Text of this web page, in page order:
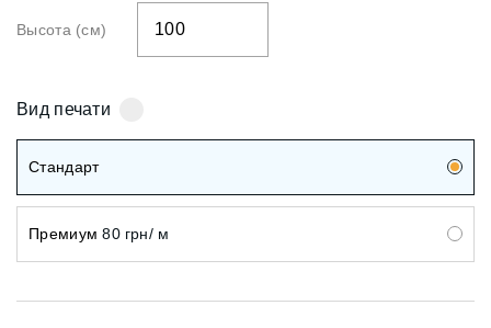
Высота (см)
Вид печати
Стандарт
Премиум 80 грн/ м